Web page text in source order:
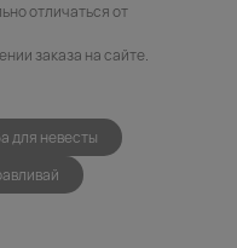
отличаться от
заказа на сайте.
для невесты